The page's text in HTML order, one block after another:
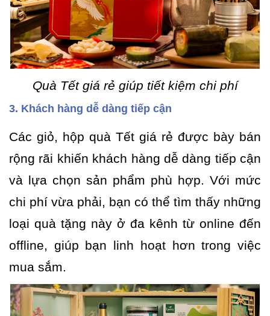
Quà Tết giá rẻ giúp tiết kiệm chi phí
3. Khách hàng dễ dàng tiếp cận
Các giỏ, hộp quà Tết giá rẻ được bày bán
rộng rãi khiến khách hàng dễ dàng tiếp cận
và lựa chọn sản phẩm phù hợp. Với mức
chi phí vừa phải, bạn có thể tìm thấy những
loại quà tặng này ở đa kênh từ online đến
offline, giúp bạn linh hoạt hơn trong việc
mua sắm.